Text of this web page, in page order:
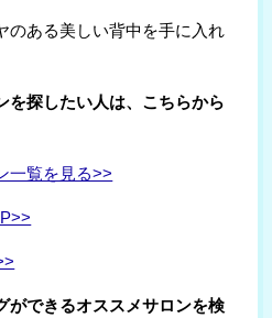
のある美しい背中を手に入れ
探したい人は、こちらから
一覧を見る>>
できるオススメサロンを検